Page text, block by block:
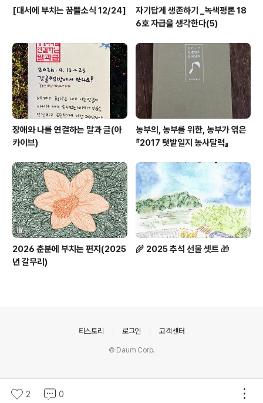
[대서에 부치는 꿈뜰소식 12/24]
자기답게 생존하기 _녹색평론 18
6호 자급을 생각한다(5)
장애와 나를 연결하는 말과 글(아
카이브)
농부의, 농부를 위한, 농부가 엮은
『2017 텃밭일지 농사달력』
2026 춘분에 부치는 편지(2025
년 갈무리)
🌾 2025 추석 선물 셋트 🎁
2 0
티스토리 로그인 고객센터
© Daum Corp.